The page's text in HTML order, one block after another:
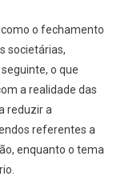
o fechamento
societárias,
o que
a realidade das
reduzir a
referentes a
enquanto o tema